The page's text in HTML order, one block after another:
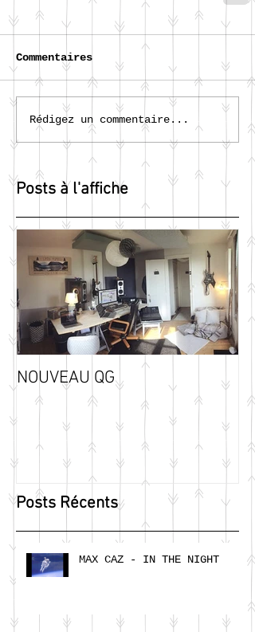
Posts à l'affiche
Posts Récents
Commentaires
Rédigez un commentaire...
NOUVEAU QG
MAX CAZ - IN THE NIGHT